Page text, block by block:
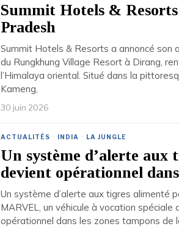
Summit Hotels &
Pradesh
Summit Hotels & Resorts a annoncé son
du Rungkhung Village Resort à Dirang,
l’Himalaya oriental. Situé dans la
Kameng,
30 juin 2026
ACTUALITÉS · INDIA · LA JUNGLE
Un système d’alerte
devient opérationnel
Un système d’alerte aux tigres alimenté
MARVEL, un véhicule à vocation
opérationnel dans les zones tampons de